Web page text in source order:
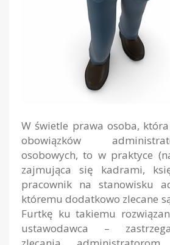
W świetle prawa osoba,
obowiązków
osobowych, to w praktyce
zajmująca się kadrami,
pracownik na stanowisku
któremu dodatkowo zlecane
Furtkę ku takiemu
ustawodawca –